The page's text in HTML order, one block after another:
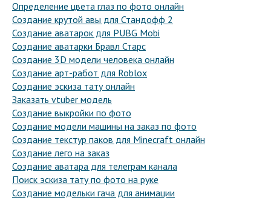
Определение цвета глаз по фото онлайн
Создание крутой авы для Стандофф 2
Создание аватарок для PUBG Mobi
Создание аватарки Бравл Старс
Создание 3D модели человека онлайн
Создание арт-работ для Roblox
Создание эскиза тату онлайн
Заказать vtuber модель
Создание выкройки по фото
Создание модели машины на заказ по фото
Создание текстур паков для Minecraft онлайн
Создание лего на заказ
Создание аватара для телеграм канала
Поиск эскиза тату по фото на руке
Создание модельки гача для анимации